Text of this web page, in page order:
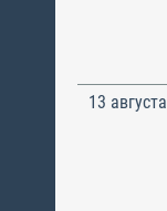
13 августа